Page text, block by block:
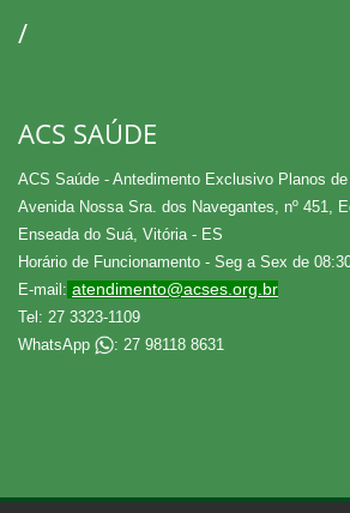
/
ACS SAÚDE
ACS Saúde - Antedimento Exclusivo Planos
Avenida Nossa Sra. dos Navegantes, nº 451,
Enseada do Suá, Vitória - ES
Horário de Funcionamento - Seg a Sex de
E-mail: atendimento@acses.org.br
Tel: 27 3323-1109
WhatsApp
: 27 98118 8631